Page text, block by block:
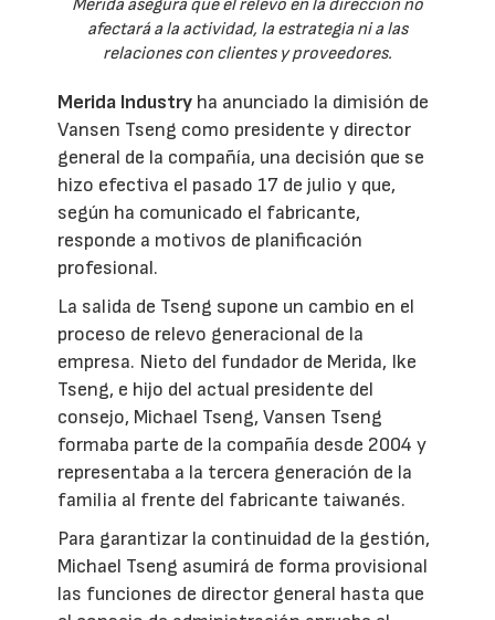
Merida asegura que el relevo en la dirección no
afectará a la actividad, la estrategia ni a las
relaciones con clientes y proveedores.
Merida Industry ha anunciado la dimisión de
Vansen Tseng como presidente y director
general de la compañía, una decisión que se
hizo efectiva el pasado 17 de julio y que,
según ha comunicado el fabricante,
responde a motivos de planificación
profesional.
La salida de Tseng supone un cambio en el
proceso de relevo generacional de la
empresa. Nieto del fundador de Merida, Ike
Tseng, e hijo del actual presidente del
consejo, Michael Tseng, Vansen Tseng
formaba parte de la compañía desde 2004 y
representaba a la tercera generación de la
familia al frente del fabricante taiwanés.
Para garantizar la continuidad de la gestión,
Michael Tseng asumirá de forma provisional
las funciones de director general hasta que